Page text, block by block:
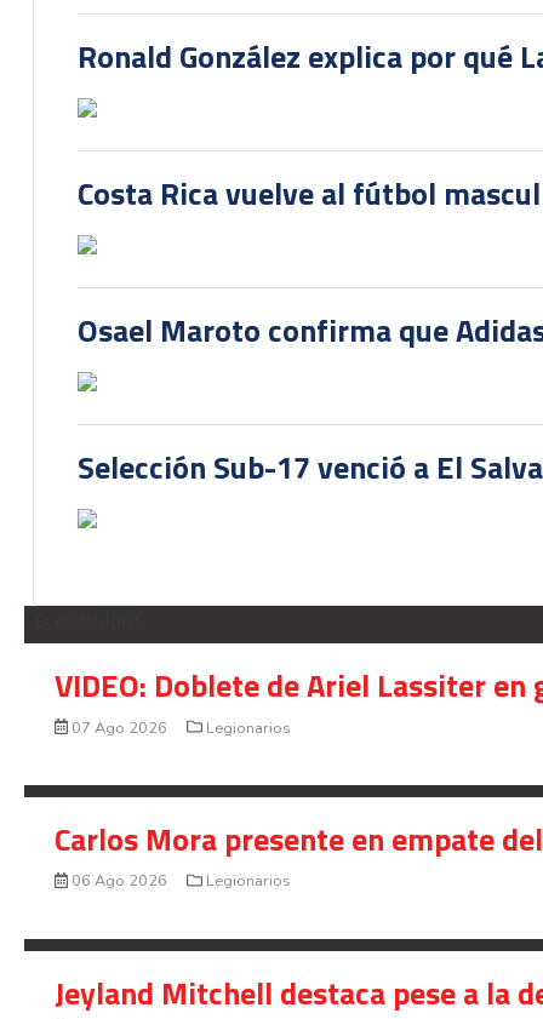
Ronald González explica por qué
Costa Rica vuelve al fútbol
Osael Maroto confirma que
Selección Sub-17 venció a El
VIDEO: Doblete de Ariel Lassiter
07 Ago 2026 Legionarios
Carlos Mora presente en empate
06 Ago 2026 Legionarios
Jeyland Mitchell destaca pese a la